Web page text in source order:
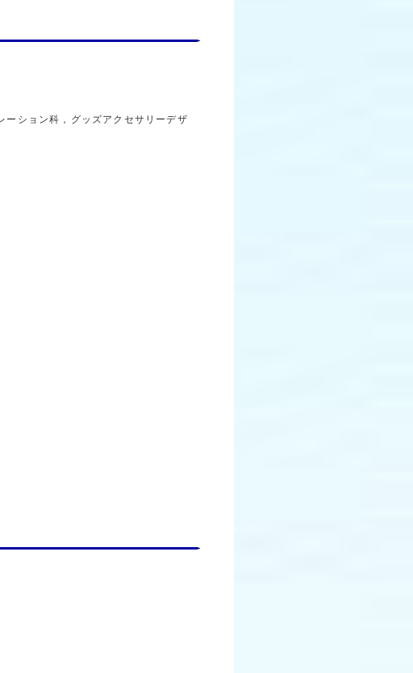
ーション科，グッズアクセサリーデザ